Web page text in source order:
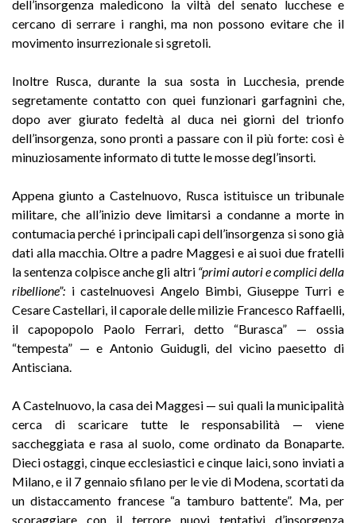
dell’insorgenza maledicono la viltà del senato lucchese e
cercano di serrare i ranghi, ma non possono evitare che il
movimento insurrezionale si sgretoli.
Inoltre Rusca, durante la sua sosta in Lucchesia, prende
segretamente contatto con quei funzionari garfagnini che,
dopo aver giurato fedeltà al duca nei giorni del trionfo
dell’insorgenza, sono pronti a passare con il più forte: così è
minuziosamente informato di tutte le mosse degl’insorti.
Appena giunto a Castelnuovo, Rusca istituisce un tribunale
militare, che all’inizio deve limitarsi a condanne a morte in
contumacia perché i principali capi dell’insorgenza si sono già
dati alla macchia. Oltre a padre Maggesi e ai suoi due fratelli
la sentenza colpisce anche gli altri “primi autori e complici della
ribellione”: i castelnuovesi Angelo Bimbi, Giuseppe Turri e
Cesare Castellari, il caporale delle milizie Francesco Raffaelli,
il capopopolo Paolo Ferrari, detto “Burasca” — ossia
“tempesta” — e Antonio Guidugli, del vicino paesetto di
Antisciana.
A Castelnuovo, la casa dei Maggesi — sui quali la municipalità
cerca di scaricare tutte le responsabilità — viene
saccheggiata e rasa al suolo, come ordinato da Bonaparte.
Dieci ostaggi, cinque ecclesiastici e cinque laici, sono inviati a
Milano, e il 7 gennaio sfilano per le vie di Modena, scortati da
un distaccamento francese “a tamburo battente”. Ma, per
scoraggiare con il terrore nuovi tentativi d’insorgenza